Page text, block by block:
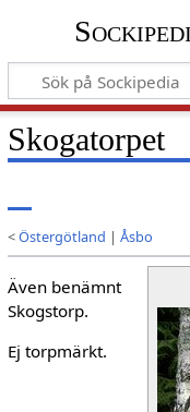
Skogatorpet
<Östergötland | Åsbo
Även benämnt
Skogstorp.
Ej torpmärkt.